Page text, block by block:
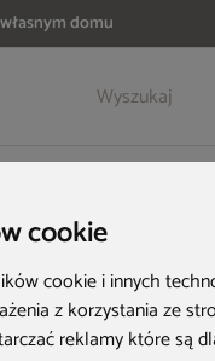
cookie
cookie i innych
z korzystania ze
reklamy które są
domu
Opinie